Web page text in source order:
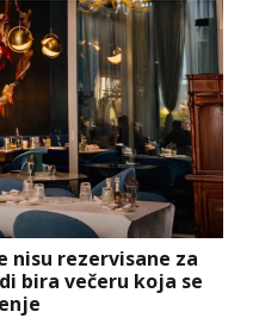
nisu rezervisane za
bira večeru koja se